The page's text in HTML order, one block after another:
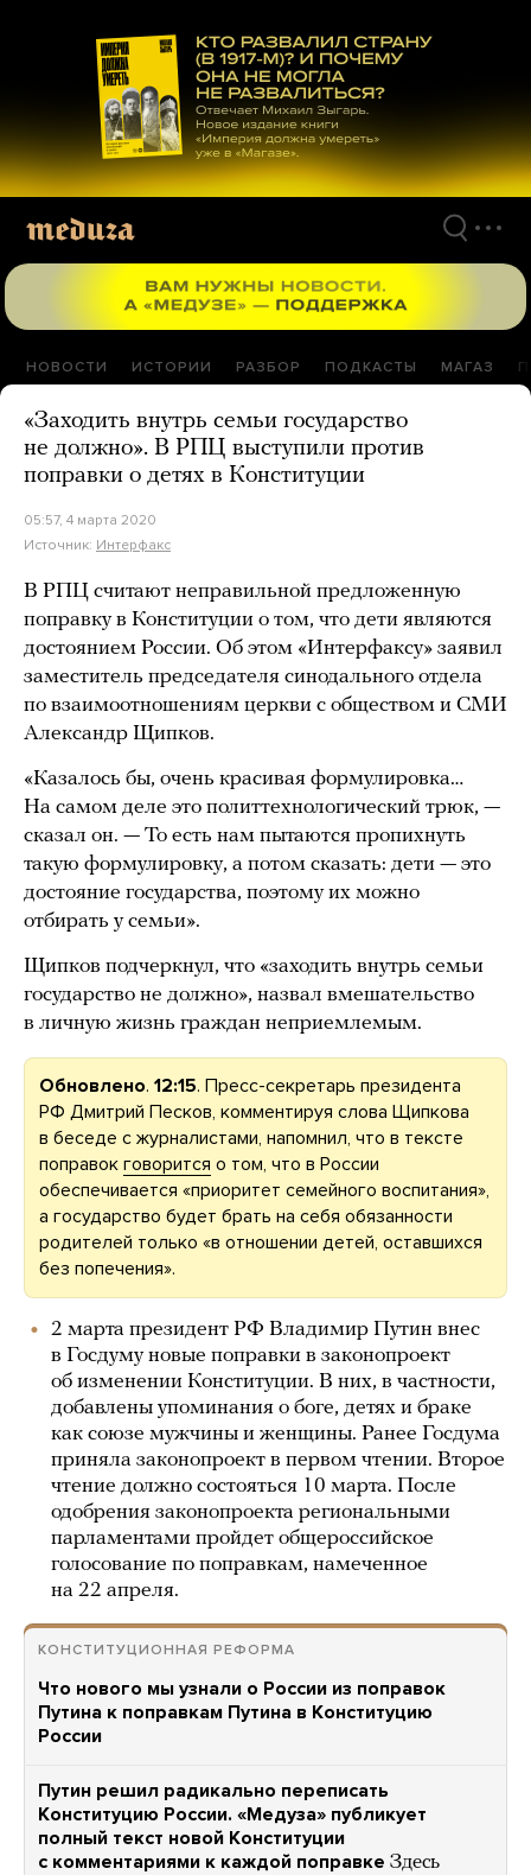
материалам
НОВОСТИ ИСТОРИИ РАЗБОР ПОДКАСТЫ МАГАЗ
«Заходить внутрь семьи государство
не должно». В РПЦ выступили против
поправки о детях в Конституции
05:57, 4 марта 2020
Источник: Интерфакс
В РПЦ считают неправильной предложенную
поправку в Конституции о том, что дети являются
достоянием России. Об этом «Интерфаксу» заявил
заместитель председателя синодального отдела
по взаимоотношениям церкви с обществом и СМИ
Александр Щипков.
«Казалось бы, очень красивая формулировка…
На самом деле это политтехнологический трюк, —
сказал он. — То есть нам пытаются пропихнуть
такую формулировку, а потом сказать: дети — это
достояние государства, поэтому их можно
отбирать у семьи».
Щипков подчеркнул, что «заходить внутрь семьи
государство не должно», назвал вмешательство
в личную жизнь граждан неприемлемым.
Обновлено. 12:15. Пресс-секретарь президента
РФ Дмитрий Песков, комментируя слова Щипкова
в беседе с журналистами, напомнил, что в тексте
поправок говорится о том, что в России
обеспечивается «приоритет семейного воспитания»,
а государство будет брать на себя обязанности
родителей только «в отношении детей, оставшихся
без попечения».
2 марта президент РФ Владимир Путин внес
в Госдуму новые поправки в законопроект
об изменении Конституции. В них, в частности,
добавлены упоминания о боге, детях и браке
как союзе мужчины и женщины. Ранее Госдума
приняла законопроект в первом чтении. Второе
чтение должно состояться 10 марта. После
одобрения законопроекта региональными
парламентами пройдет общероссийское
голосование по поправкам, намеченное
на 22 апреля.
КОНСТИТУЦИОННАЯ РЕФОРМА
Что нового мы узнали о России из поправок
Путина к поправкам Путина в Конституцию
России
Путин решил радикально переписать
Конституцию России. «Медуза» публикует
полный текст новой Конституции
с комментариями к каждой поправке Здесь